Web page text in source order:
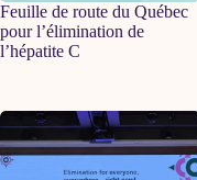
Feuille de route du Québec
pour l’élimination de
l’hépatite C